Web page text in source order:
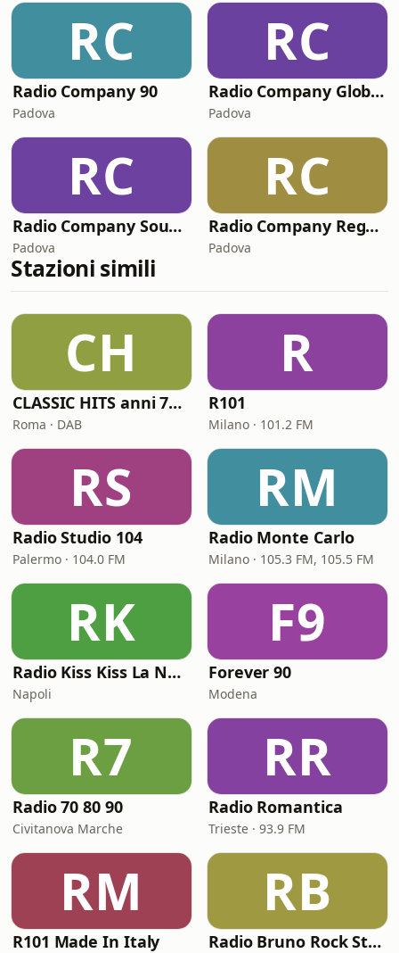
RC
Radio Company 90
Padova
RC
Radio Company Global House
Padova
RC
Radio Company SoundTrack
Padova
RC
Radio Company Reggaetown
Padova
Stazioni simili
CH
CLASSIC HITS anni 70 80 90
Roma · DAB
R
R101
Milano · 101.2 FM
RS
Radio Studio 104
Palermo · 104.0 FM
RM
Radio Monte Carlo
Milano · 105.3 FM, 105.5 FM
RK
Radio Kiss Kiss La Notte Vola
Napoli
F9
Forever 90
Modena
R7
Radio 70 80 90
Civitanova Marche
RR
Radio Romantica
Trieste · 93.9 FM
RM
R101 Made In Italy
RB
Radio Bruno Rock Station